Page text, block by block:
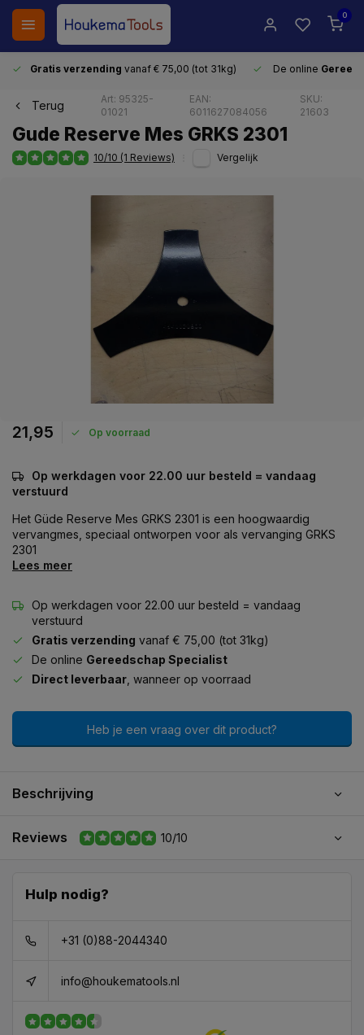
0
Gratis verzending vanaf € 75,00 (tot 31kg) De online
Terug
Art: 95325-
01021
EAN:
6011627084056
SKU:
21603
Gude Reserve Mes GRKS 2301
10/10 (1 Reviews) Vergelijk
21,95 Op voorraad
Op werkdagen voor 22.00 uur besteld = vandaag
verstuurd
Het Güde Reserve Mes GRKS 2301 is een hoogwaardig
vervangmes, speciaal ontworpen voor als vervanging GRKS
2301
Lees meer
Op werkdagen voor 22.00 uur besteld = vandaag
verstuurd
Gratis verzending vanaf € 75,00 (tot 31kg)
De online Gereedschap Specialist
Direct leverbaar , wanneer op voorraad
Heb je een vraag over dit product?
Beschrijving
Reviews 10/10
Hulp nodig?
+31 (0)88-2044340
info@houkematools.nl